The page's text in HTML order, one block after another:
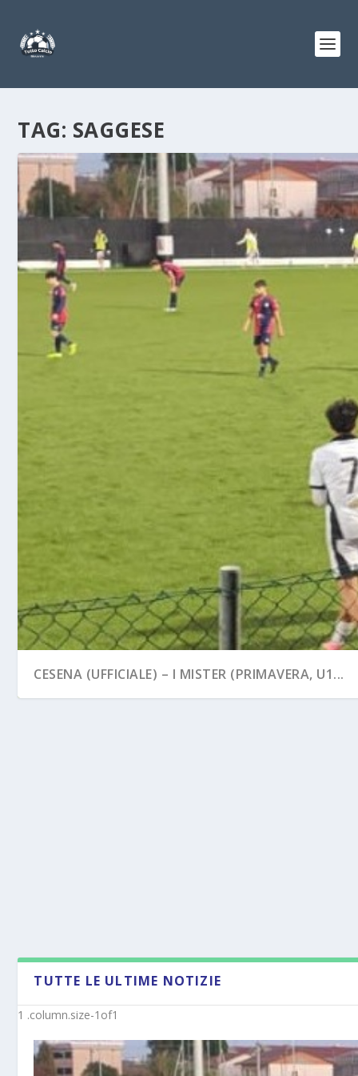
TAG: SAGGESE
CESENA (UFFICIALE) – I MISTER (PRIMAVERA, U1...
TUTTE LE ULTIME NOTIZIE